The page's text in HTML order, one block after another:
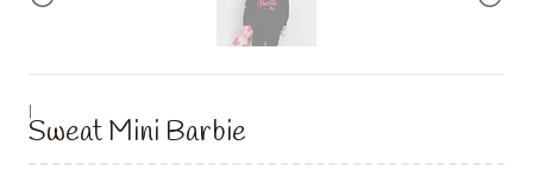
|
Sweat Mini Barbie